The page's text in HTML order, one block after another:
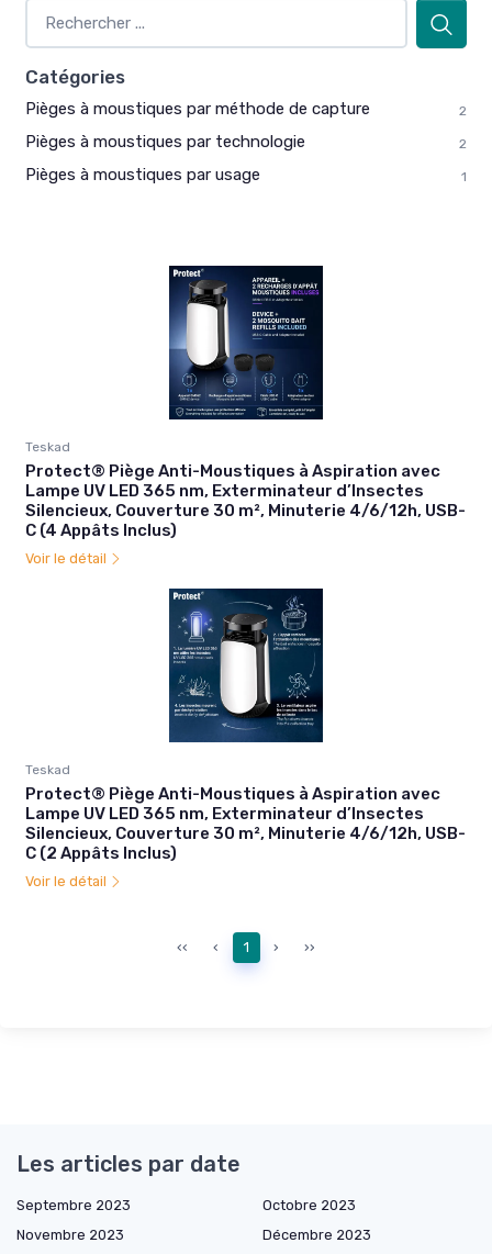
Catégories
Pièges à moustiques par méthode de capture 2
Pièges à moustiques par technologie 2
Pièges à moustiques par usage 1
Teskad
Protect® Piège Anti-Moustiques à Aspiration avec
Lampe UV LED 365 nm, Exterminateur d’Insectes
Silencieux, Couverture 30 m², Minuterie 4/6/12h, USB-
C (4 Appâts Inclus)
Voir le détail
Teskad
Protect® Piège Anti-Moustiques à Aspiration avec
Lampe UV LED 365 nm, Exterminateur d’Insectes
Silencieux, Couverture 30 m², Minuterie 4/6/12h, USB-
C (2 Appâts Inclus)
Voir le détail
‹‹ ‹ 1 › ››
Les articles par date
Septembre 2023
Octobre 2023
Novembre 2023
Décembre 2023